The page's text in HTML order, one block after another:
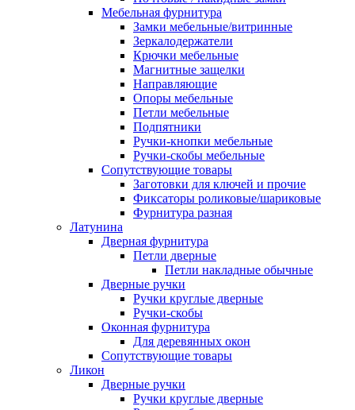
Мебельная фурнитура
Замки мебельные/витринные
Зеркалодержатели
Крючки мебельные
Магнитные защелки
Направляющие
Опоры мебельные
Петли мебельные
Подпятники
Ручки-кнопки мебельные
Ручки-скобы мебельные
Сопутствующие товары
Заготовки для ключей и прочие
Фиксаторы роликовые/шариковые
Фурнитура разная
Латунина
Дверная фурнитура
Петли дверные
Петли накладные обычные
Дверные ручки
Ручки круглые дверные
Ручки-скобы
Оконная фурнитура
Для деревянных окон
Сопутствующие товары
Ликон
Дверные ручки
Ручки круглые дверные